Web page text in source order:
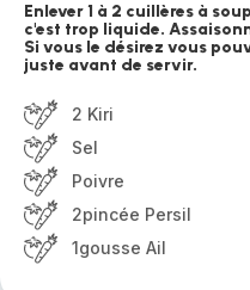
Enlever 1 à 2 cuillères à
c'est trop liquide.
Si vous le désirez vous
juste avant de servir.
2 Kiri
Sel
Poivre
2pincée Persil
1gousse Ail